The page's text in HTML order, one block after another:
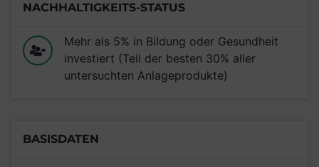
NACHHALTIGKEITS-STATUS
Mehr als 5% in Bildung oder Gesundheit
investiert (Teil der besten 30% aller
untersuchten Anlageprodukte)
BASISDATEN